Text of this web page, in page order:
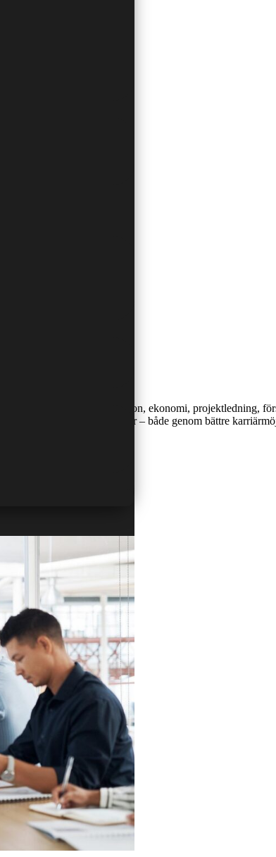
inom administration, ekonomi, projektledning,
avkastning under många år – både genom bättre